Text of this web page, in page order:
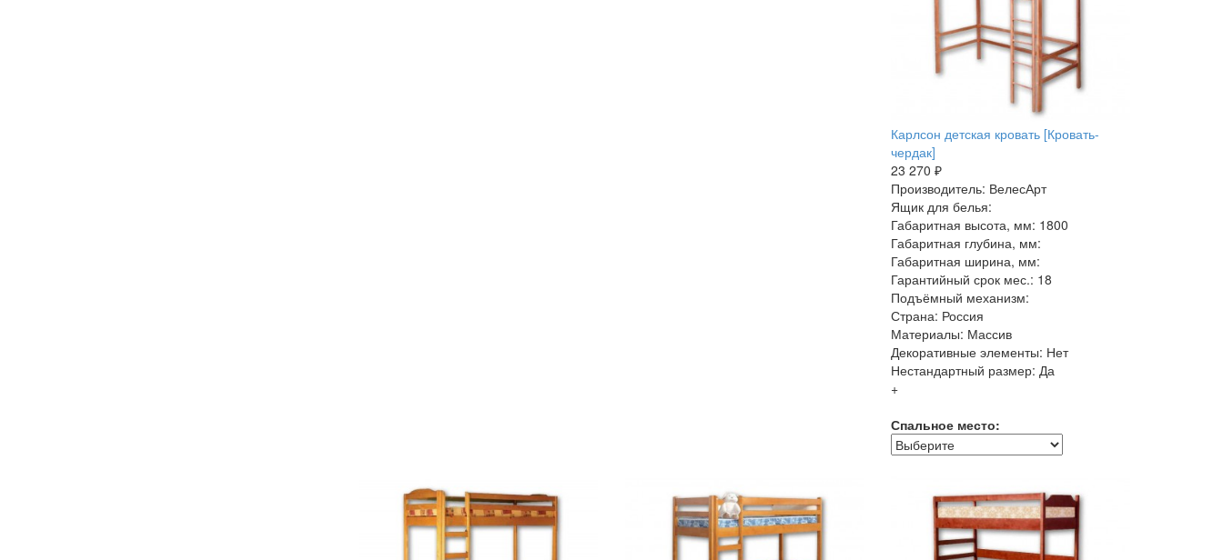
Карлсон детская кровать [Кровать-
чердак]
23 270 ₽
Производитель: ВелесАрт
Ящик для белья:
Габаритная высота, мм: 1800
Габаритная глубина, мм:
Габаритная ширина, мм:
Гарантийный срок мес.: 18
Подъёмный механизм:
Страна: Россия
Материалы: Массив
Декоративные элементы: Нет
Нестандартный размер: Да
+
Спальное место: